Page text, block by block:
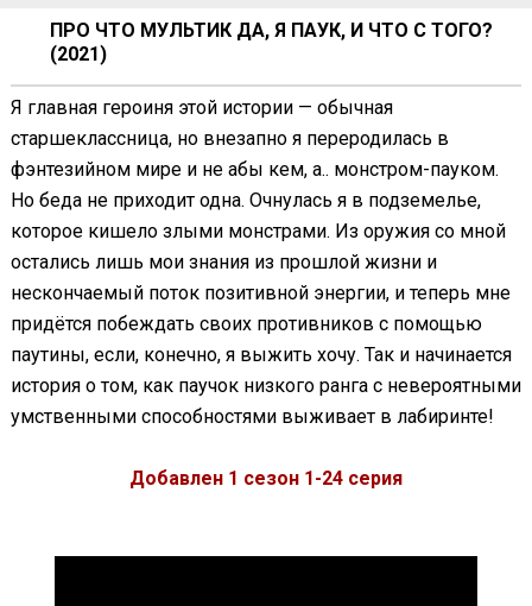
ПРО ЧТО МУЛЬТИК ДА, Я ПАУК, И ЧТО С ТОГО?
(2021)
Я главная героиня этой истории — обычная
старшеклассница, но внезапно я переродилась в
фэнтезийном мире и не абы кем, а.. монстром-пауком.
Но беда не приходит одна. Очнулась я в подземелье,
которое кишело злыми монстрами. Из оружия со мной
остались лишь мои знания из прошлой жизни и
нескончаемый поток позитивной энергии, и теперь мне
придётся побеждать своих противников с помощью
паутины, если, конечно, я выжить хочу. Так и начинается
история о том, как паучок низкого ранга с невероятными
умственными способностями выживает в лабиринте!
Добавлен 1 сезон 1-24 серия